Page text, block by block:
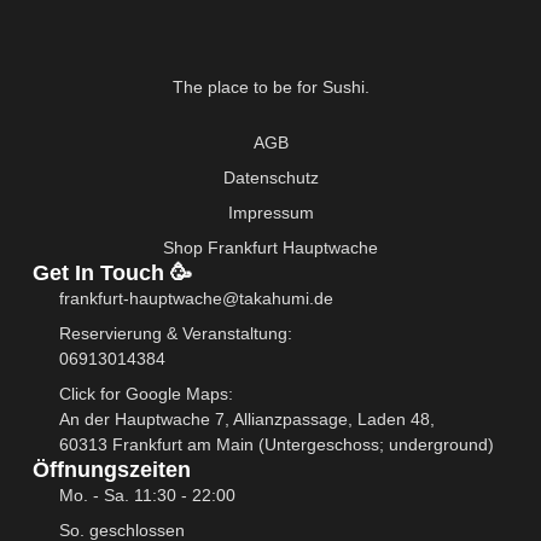
The place to be for Sushi.
c
e
o
o
k
f
t
g
r
a
AGB
Datenschutz
Impressum
Shop Frankfurt Hauptwache
Get In Touch 🥳
frankfurt-hauptwache@takahumi.de
Reservierung & Veranstaltung:
06913014384
Click for Google Maps:
An der Hauptwache 7, Allianzpassage, Laden 48,
60313 Frankfurt am Main (Untergeschoss; underground)
Öffnungszeiten
Mo. - Sa. 11:30 - 22:00
So. geschlossen